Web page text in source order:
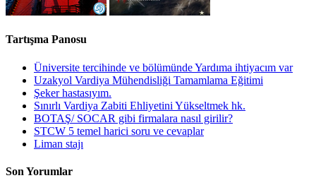
Tartışma Panosu
Üniversite tercihinde ve bölümünde Yardıma ihtiyacım var
Uzakyol Vardiya Mühendisliği Tamamlama Eğitimi
Şeker hastasıyım.
Sınırlı Vardiya Zabiti Ehliyetini Yükseltmek hk.
BOTAŞ/ SOCAR gibi firmalara nasıl girilir?
STCW 5 temel harici soru ve cevaplar
Liman stajı
Son Yorumlar